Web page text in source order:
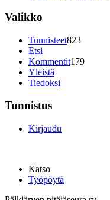
Valikko
Tunnisteet823
Etsi
Kommentit179
Yleistä
Tiedoksi
Tunnistus
Kirjaudu
Katso
Työpöytä